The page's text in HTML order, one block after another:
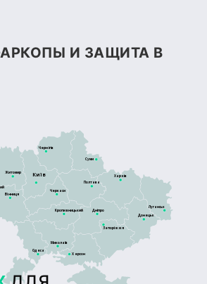
И ЗАЩИТА В
Київ
Житомир
Дніпро
Кропивницький
Харків
Полтава
Черкаси
Суми
Чернігів
Запоріжжя
Херсон
Донецьк
Луганськ
Вінниця
Миколаїв
Одеса